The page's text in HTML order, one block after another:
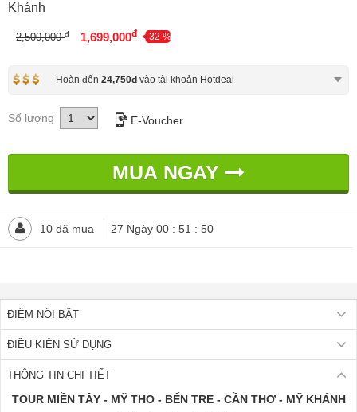
Khánh
2,500,000đ 1,699,000đ -32 %
Hoàn đến24,750đvào tài khoản Hotdeal
Số lượng E-Voucher
MUA NGAY
10 đã mua 27 Ngày 00 : 51 : 48
ĐIỂM NỔI BẬT
ĐIỀU KIỆN SỬ DỤNG
THÔNG TIN CHI TIẾT
TOUR MIỀN TÂY - MỸ THO - BẾN TRE - CẦN THƠ - MỸ KHÁNH